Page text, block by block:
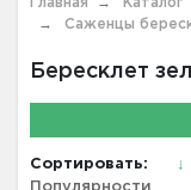
Главная Каталог
Саженцы
Бересклет
Сортировать: ↓
Популярности